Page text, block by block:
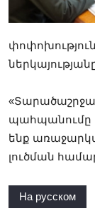
պահպանումը
ենք
լուծման
На русском